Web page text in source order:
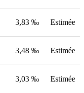
3,83 ‰ Estimée
3,48 ‰ Estimée
3,03 ‰ Estimée